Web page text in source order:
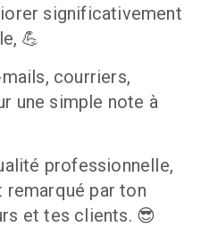
significativement
💪
courriers,
une simple note à
professionnelle,
remarqué par ton
et tes clients. 😎